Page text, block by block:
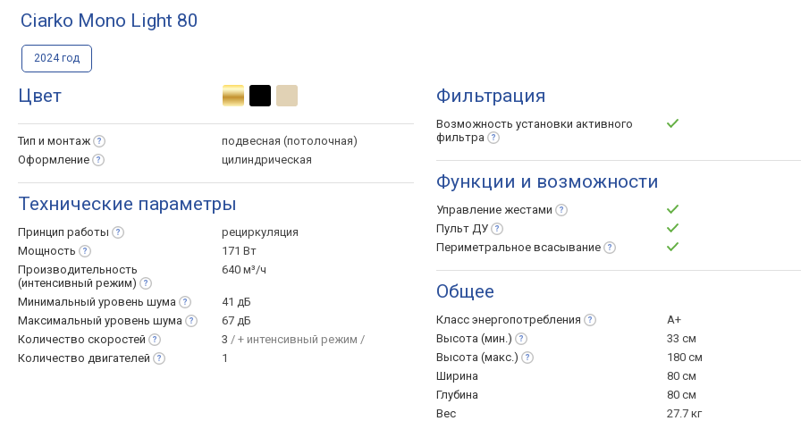
Ciarko Mono Light 80
2024 год
Цвет
Тип и монтаж
подвесная (потолочная)
Оформление
цилиндрическая
Технические параметры
Принцип работы
рециркуляция
Мощность
171 Вт
Производительность
(интенсивный режим)
640 м³/ч
Минимальный уровень шума
41 дБ
Максимальный уровень шума
67 дБ
Количество скоростей 3 / + интенсивный режим /
Количество двигателей 1
Фильтрация
Возможность установки активного
фильтра
Функции и возможности
Управление жестами
Пульт ДУ
Периметральное всасывание
Общее
Класс энергопотребления
A+
Высота (мин.)
33 см
Высота (макс.)
180 см
Ширина
80 см
Глубина
80 см
Вес
27.7 кг